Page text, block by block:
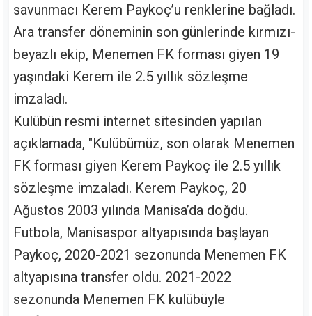
savunmacı Kerem Paykoç’u renklerine bağladı.
Ara transfer döneminin son günlerinde kırmızı-
beyazlı ekip, Menemen FK forması giyen 19
yaşındaki Kerem ile 2.5 yıllık sözleşme
imzaladı.
Kulübün resmi internet sitesinden yapılan
açıklamada, "Kulübümüz, son olarak Menemen
FK forması giyen Kerem Paykoç ile 2.5 yıllık
sözleşme imzaladı. Kerem Paykoç, 20
Ağustos 2003 yılında Manisa’da doğdu.
Futbola, Manisaspor altyapısında başlayan
Paykoç, 2020-2021 sezonunda Menemen FK
altyapısına transfer oldu. 2021-2022
sezonunda Menemen FK kulübüyle